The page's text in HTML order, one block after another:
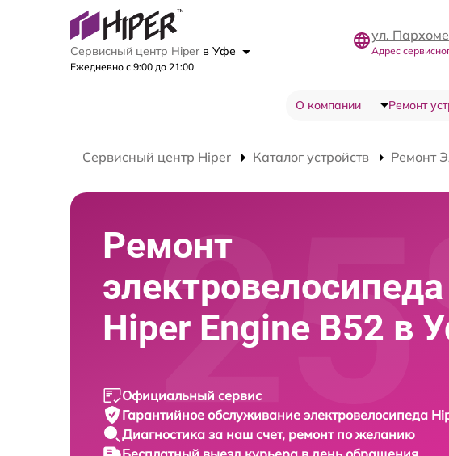
Сервисный центр Hiper в Уфе
Ежедневно с 9:00 до 21:00
ул.
Адрес
О компании Ремонт
Сервисный центр Hiper Каталог устройств Ремонт
Ремонт
электровелосипеда
Hiper Engine B52 в
Официальный сервис
Гарантийное обслуживание электровелосипеда
Диагностика за наш счет, ремонт по желанию